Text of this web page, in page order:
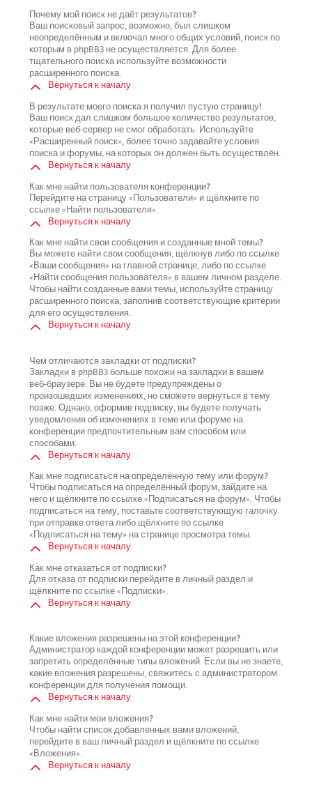
Почему мой поиск не даёт результатов?
Ваш поисковый запрос, возможно, был слишком
неопределённым и включал много общих условий, поиск по
которым в phpBB3 не осуществляется. Для более
тщательного поиска используйте возможности
расширенного поиска.
Вернуться к началу
В результате моего поиска я получил пустую страницу!
Ваш поиск дал слишком большое количество результатов,
которые веб-сервер не смог обработать. Используйте
«Расширенный поиск», более точно задавайте условия
поиска и форумы, на которых он должен быть осуществлён.
Вернуться к началу
Как мне найти пользователя конференции?
Перейдите на страницу «Пользователи» и щёлкните по
ссылке «Найти пользователя».
Вернуться к началу
Как мне найти свои сообщения и созданные мной темы?
Вы можете найти свои сообщения, щёлкнув либо по ссылке
«Ваши сообщения» на главной странице, либо по ссылке
«Найти сообщения пользователя» в вашем личном разделе.
Чтобы найти созданные вами темы, используйте страницу
расширенного поиска, заполнив соответствующие критерии
для его осуществления.
Вернуться к началу
Чем отличаются закладки от подписки?
Закладки в phpBB3 больше похожи на закладки в вашем
веб-браузере. Вы не будете предупреждены о
произошедших изменениях, но сможете вернуться в тему
позже. Однако, оформив подписку, вы будете получать
уведомления об изменениях в теме или форуме на
конференции предпочтительным вам способом или
способами.
Вернуться к началу
Как мне подписаться на определённую тему или форум?
Чтобы подписаться на определённый форум, зайдите на
него и щёлкните по ссылке «Подписаться на форум». Чтобы
подписаться на тему, поставьте соответствующую галочку
при отправке ответа либо щёлкните по ссылке
«Подписаться на тему» на странице просмотра темы.
Вернуться к началу
Как мне отказаться от подписки?
Для отказа от подписки перейдите в личный раздел и
щёлкните по ссылке «Подписки».
Вернуться к началу
Какие вложения разрешены на этой конференции?
Администратор каждой конференции может разрешить или
запретить определённые типы вложений. Если вы не знаете,
какие вложения разрешены, свяжитесь с администратором
конференции для получения помощи.
Вернуться к началу
Как мне найти мои вложения?
Чтобы найти список добавленных вами вложений,
перейдите в ваш личный раздел и щёлкните по ссылке
«Вложения».
Вернуться к началу